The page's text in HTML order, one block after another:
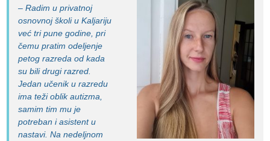
– Radim u privatnoj
osnovnoj školi u Kaljariju
već tri pune godine, pri
čemu pratim odeljenje
petog razreda od kada
su bili drugi razred.
Jedan učenik u razredu
ima teži oblik autizma,
samim tim mu je
potreban i asistent u
nastavi. Na nedeljnom